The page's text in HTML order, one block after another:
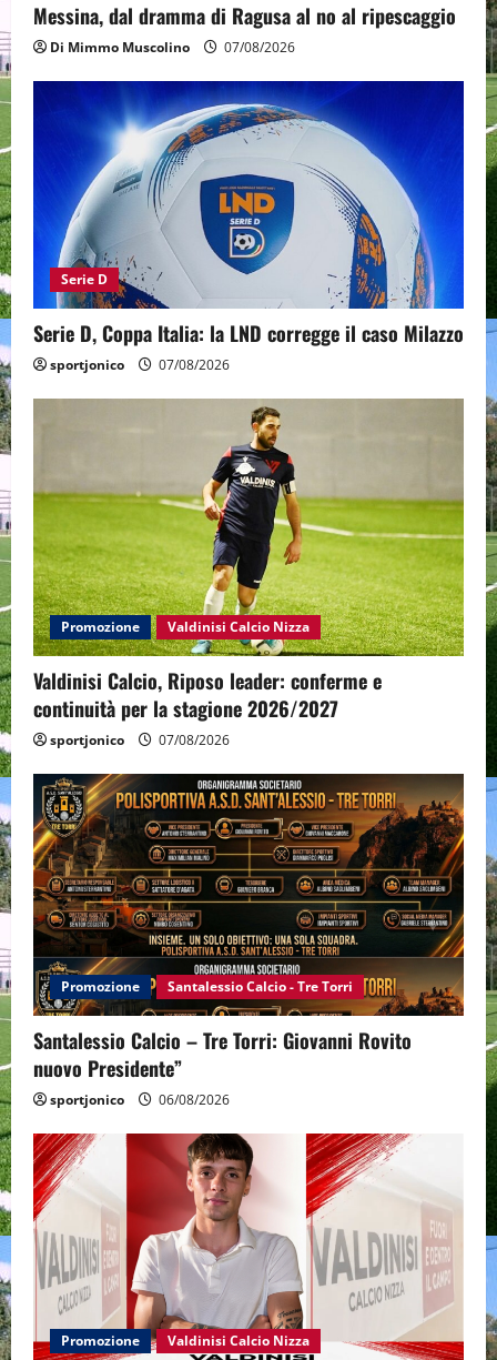
Messina, dal dramma di Ragusa al no al ripescaggio
Di Mimmo Muscolino 07/08/2026
Serie D
Serie D, Coppa Italia: la LND corregge il caso Milazzo
sportjonico 07/08/2026
Promozione Valdinisi Calcio Nizza
Valdinisi Calcio, Riposo leader: conferme e
continuità per la stagione 2026/2027
sportjonico 07/08/2026
Promozione Santalessio Calcio - Tre Torri
Santalessio Calcio – Tre Torri: Giovanni Rovito
nuovo Presidente”
sportjonico 06/08/2026
Promozione Valdinisi Calcio Nizza